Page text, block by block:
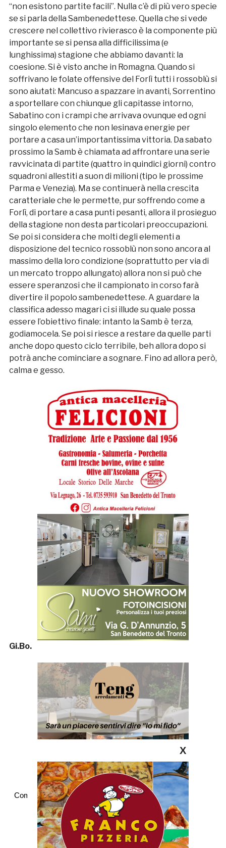
“non esistono partite facili”. Nulla c’è di più vero specie
se si parla della Sambenedettese. Quella che si vede
crescere nel collettivo rivierasco è la componente più
importante se si pensa alla difficilissima (e
lunghissima) stagione che abbiamo davanti: la
coesione. Si è visto anche in Romagna. Quando si
soffrivano le folate offensive del Forlì tutti i rossoblù si
sono aiutati: Mancuso a spazzare in avanti, Sorrentino
a sportellare con chiunque gli capitasse intorno,
Sabatino con i crampi che arrivava ovunque ed ogni
singolo elemento che non lesinava energie per
portare a casa un’importantissima vittoria. Da sabato
prossimo la Samb è chiamata ad affrontare una serie
ravvicinata di partite (quattro in quindici giorni) contro
squadroni allestiti a suon di milioni (tipo le prossime
Parma e Venezia). Ma se continuerà nella crescita
caratteriale che le permette, pur soffrendo come a
Forlì, di portare a casa punti pesanti, allora il prosieguo
della stagione non desta particolari preoccupazioni.
Se poi si considera che molti degli elementi a
disposizione del tecnico rossoblù non sono ancora al
massimo della loro condizione (soprattutto per via di
un mercato troppo allungato) allora non si può che
essere speranzosi che il campionato in corso farà
divertire il popolo sambenedettese. A guardare la
classifica adesso magari ci si illude su quale possa
essere l’obiettivo finale: intanto la Samb è terza,
godiamocela. Se poi si riesce a restare da quelle parti
anche dopo questo ciclo terribile, beh allora dopo si
potrà anche cominciare a sognare. Fino ad allora però,
calma e gesso.
Gi.Bo.
Commenti
X